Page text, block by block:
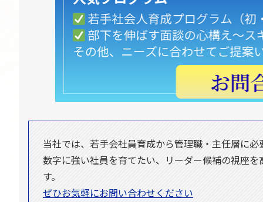
当社では、若手会社員育成から管理職・主任層に
数字に強い社員を育てたい、リーダー候補の視座
す。
ぜひお気軽にお問い合わせください